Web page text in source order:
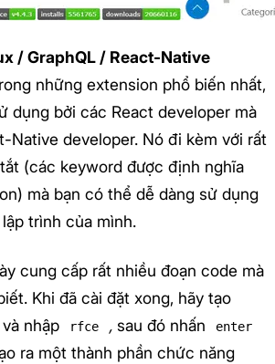
/ GraphQL / React-Native
những extension phổ biến nhất,
dụng bởi các React developer mà
Native developer. Nó đi kèm với rất
(các keyword được định nghĩa
mà bạn có thể dễ dàng sử dụng
trình của mình.
cung cấp rất nhiều đoạn code mà
Khi đã cài đặt xong, hãy tạo
nhập
rfce , sau đó nhấn enter
ra một thành phần chức năng